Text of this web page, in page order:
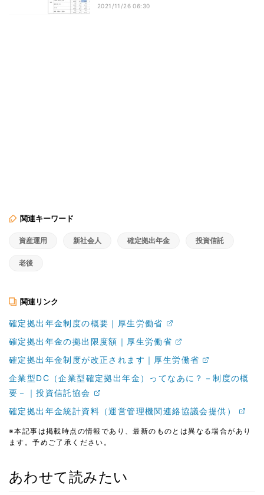
2021/11/26 06:30
関連キーワード
資産運用 新社会人 確定拠出年金 投資信託
老後
関連リンク
確定拠出年金制度の概要｜厚生労働省
確定拠出年金の拠出限度額｜厚生労働省
確定拠出年金制度が改正されます｜厚生労働省
企業型DC（企業型確定拠出年金）ってなあに？－制度の概
要－｜投資信託協会
確定拠出年金統計資料（運営管理機関連絡協議会提供）
※本記事は掲載時点の情報であり、最新のものとは異なる場合があり
ます。予めご了承ください。
あわせて読みたい